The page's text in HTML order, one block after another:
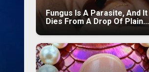
Fungus Is A Parasite, And It
Dies From A Drop Of Plain...